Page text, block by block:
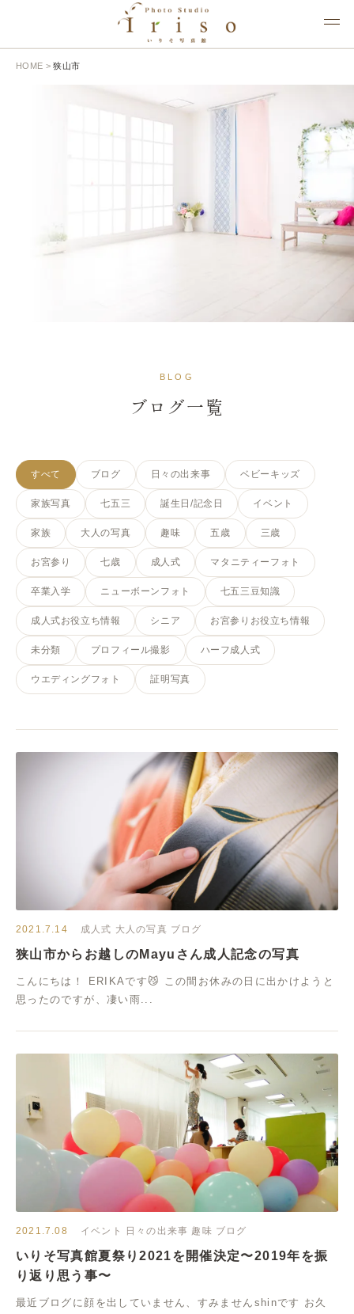
HOME >狭山市
BLOG
ブログ一覧
すべて ブログ 日々の出来事 ベビーキッズ
家族写真 七五三 誕生日/記念日 イベント
家族 大人の写真 趣味 五歳 三歳
お宮参り 七歳 成人式 マタニティーフォト
卒業入学 ニューボーンフォト 七五三豆知識
成人式お役立ち情報 シニア お宮参りお役立ち情報
未分類 プロフィール撮影 ハーフ成人式
ウエディングフォト 証明写真
2021.7.14 成人式 大人の写真 ブログ
狭山市からお越しのMayuさん成人記念の写真
こんにちは！ ERIKAです😼 この間お休みの日に出かけようと
思ったのですが、凄い雨...
2021.7.08 イベント 日々の出来事 趣味 ブログ
いりそ写真館夏祭り2021を開催決定〜2019年を振
り返り思う事〜
最近ブログに顔を出していません、すみませんshinです お久